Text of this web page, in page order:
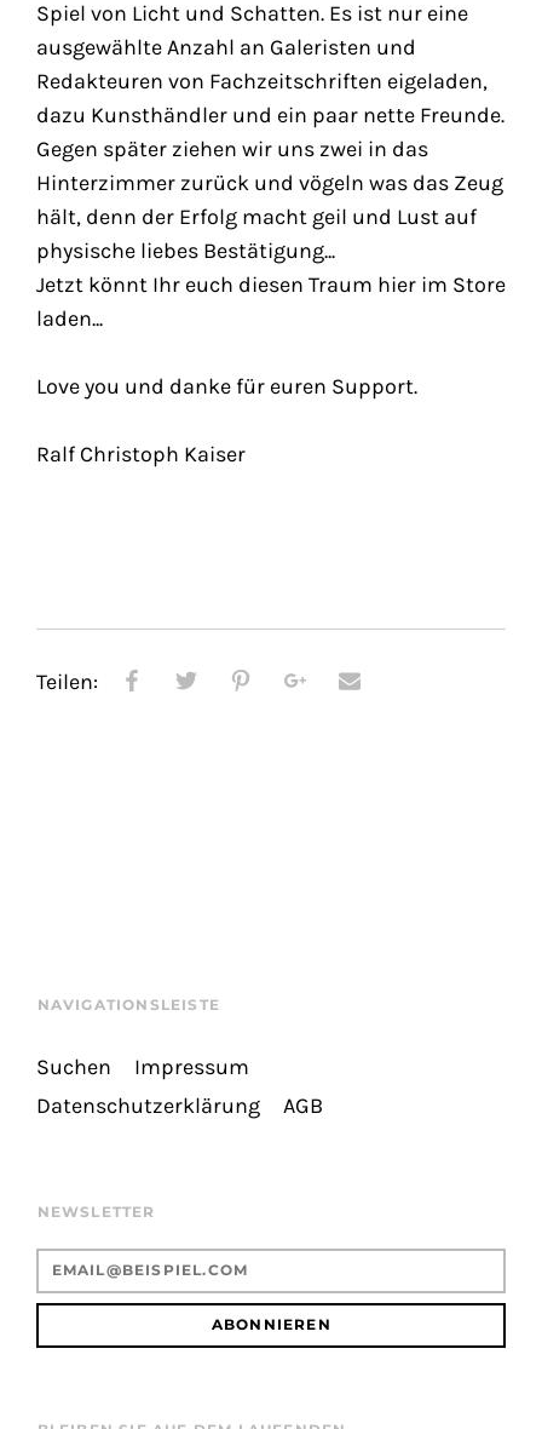
Spiel von Licht und Schatten. Es ist nur eine
ausgewählte Anzahl an Galeristen und
Redakteuren von Fachzeitschriften eigeladen,
dazu Kunsthändler und ein paar nette Freunde.
Gegen später ziehen wir uns zwei in das
Hinterzimmer zurück und vögeln was das Zeug
hält, denn der Erfolg macht geil und Lust auf
physische liebes Bestätigung...
Jetzt könnt Ihr euch diesen Traum hier im Store
laden...
Love you und danke für euren Support.
Ralf Christoph Kaiser
Teilen:
NAVIGATIONSLEISTE
Suchen
Impressum
Datenschutzerklärung
AGB
NEWSLETTER
ABONNIEREN